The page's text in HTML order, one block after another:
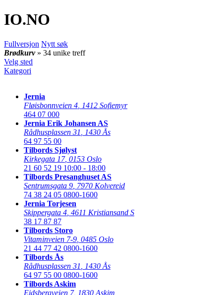
IO.NO
Fullversjon Nytt søk
Brødkurv » 34 unike treff
Velg sted
Kategori
Jernia
Fløisbonnveien 4 1412 Sofiemyr
464 07 000
Jernia Erik Johansen AS
Rådhusplassen 31
1430 Ås
64 97 55 00
Tilbords Sjølyst
Kirkegata 17, 0153 Oslo
21 60 52 19 10:00 - 18:00
Tilbords Presanghuset AS
Sentrumsgata 9 7970 Kolvereid
74 38 24 05 0800-1600
Jernia Torjesen
Skippergata 4 4611 Kristiansand S
38 17 87 87
Tilbords Storo
Vitaminveien 7-9 0485 Oslo
21 44 77 42 0800-1600
Tilbords Ås
Rådhusplassen 31
1430 Ås
64 97 55 00 0800-1600
Tilbords Askim
Eidsbergveien 7, 1830 Askim